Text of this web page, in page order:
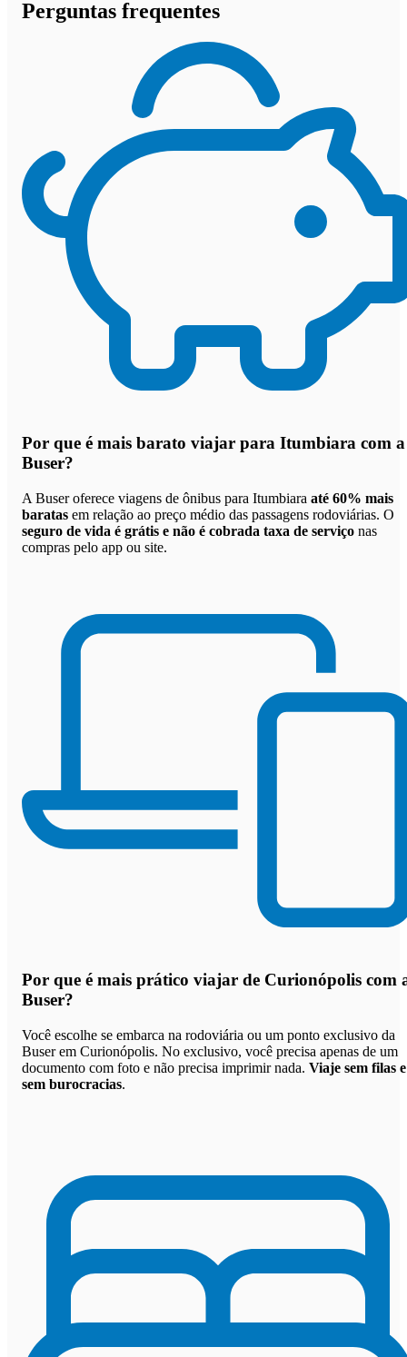
Perguntas frequentes
Por que é mais barato viajar para Itumbiara com a
Buser?
A Buser oferece viagens de ônibus para Itumbiara até 60% mais
baratas em relação ao preço médio das passagens rodoviárias. O
seguro de vida é grátis e não é cobrada taxa de serviço nas
compras pelo app ou site.
Por que é mais prático viajar de Curionópolis com
Buser?
Você escolhe se embarca na rodoviária ou um ponto exclusivo da
Buser em Curionópolis. No exclusivo, você precisa apenas de um
documento com foto e não precisa imprimir nada. Viaje sem filas e
sem burocracias.